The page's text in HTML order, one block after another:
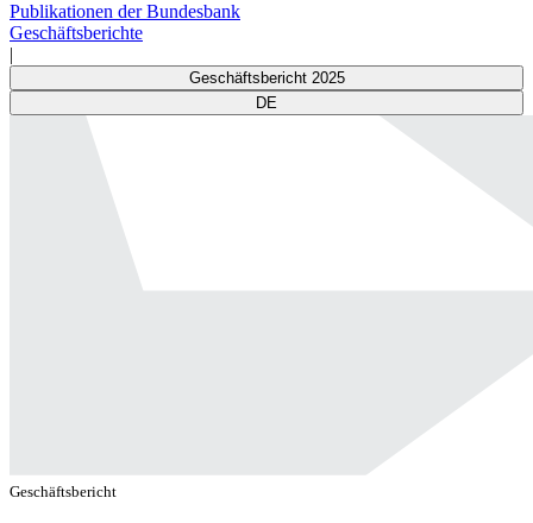
Publikationen der Bundesbank
Geschäftsberichte
|
Geschäftsbericht 2025
DE
Geschäftsbericht